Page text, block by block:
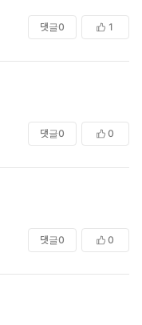
댓글0 1
댓글0 0
댓글0 0